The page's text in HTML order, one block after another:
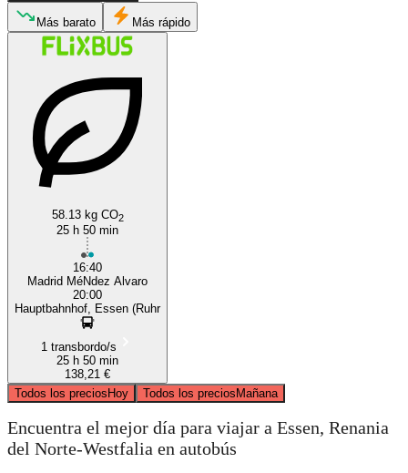
Más barato Más rápido
58.13 kg CO2
25 h 50 min
16:40
Madrid MéNdez Alvaro
20:00
Hauptbahnhof, Essen (Ruhr
1 transbordo/s
25 h 50 min
138,21 €
Todos los preciosHoy Todos los preciosMañana
Encuentra el mejor día para viajar a Essen, Renania
del Norte-Westfalia en autobús